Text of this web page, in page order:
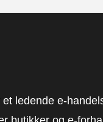
ledende e-